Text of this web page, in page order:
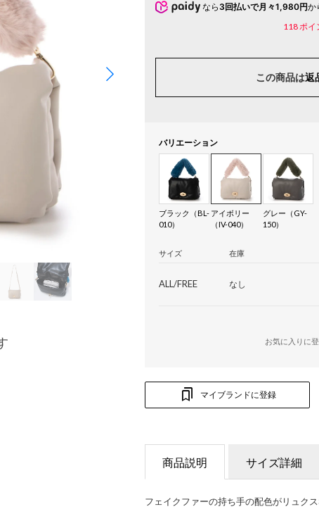
なら 3回払いで月々1,980円か
118ポイ
この商品は返
バリエーション
ブラック（BL-
010）
アイボリー
（IV-040）
グレー（GY-
150）
サイズ 在庫
ALL/FREE なし
お気に入りに
マイブランドに登録
商品説明 サイズ詳細
フェイクファーの持ち手の配色がリュクス